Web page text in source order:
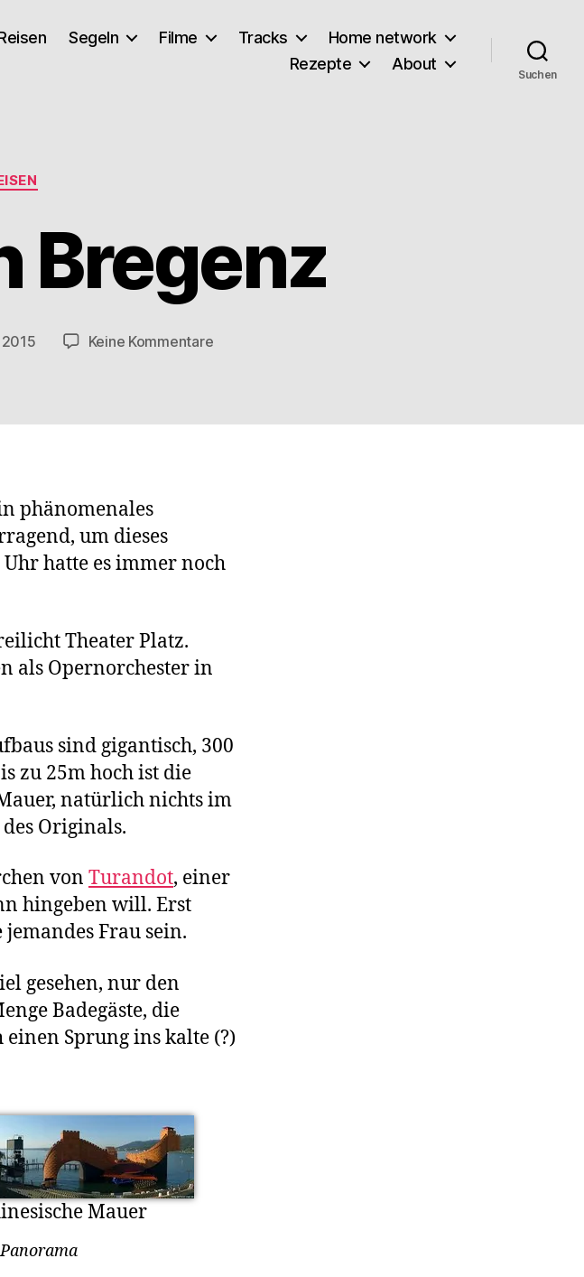
Segeln Filme Tracks
Home network
Rezepte
About
Suchen
Bregenz
Keine Kommentarezu
phänomenales
um dieses
hatte es immer noch
Theater Platz.
als Opernorchester in
sind gigantisch, 300
zu 25m hoch ist die
natürlich nichts im
Originals.
von Turandot, einer
hingeben will. Erst
Frau sein.
gesehen, nur den
Badegäste, die
Sprung ins kalte (?)
Mauer